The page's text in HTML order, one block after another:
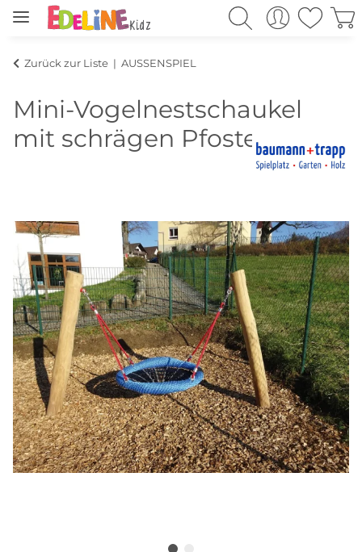
Zurück zur Liste AUSSENSPIEL
Mini-Vogelnestschaukel
mit schrägen Pfosten